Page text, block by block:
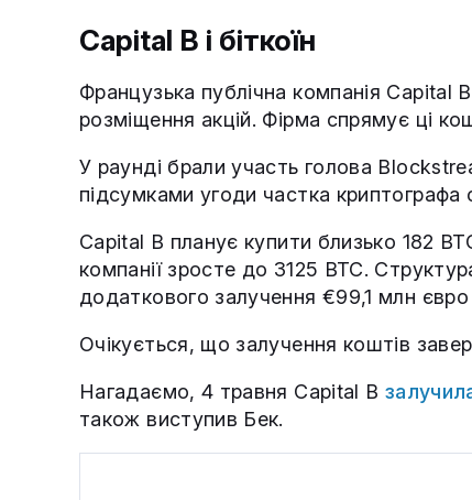
Capital B і біткоїн
Французька публічна компанія Capital
розміщення акцій. Фірма спрямує ці
У раунді брали участь голова
підсумками угоди частка
Capital B планує купити близько 182
компанії зросте до 3125 BTC.
додаткового залучення €99,1 млн
Очікується, що залучення коштів
Нагадаємо, 4 травня Capital B
також виступив Бек.